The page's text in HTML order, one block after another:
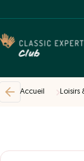
Accueil Loisirs